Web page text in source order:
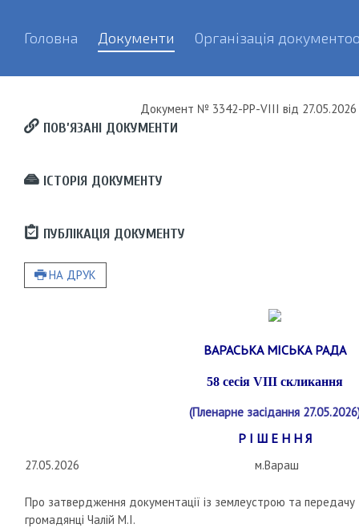
Головна Документи Організація
Документ № 3342-РР-VIII від 27.05.2026
ПОВ’ЯЗАНІ ДОКУМЕНТИ
ІСТОРІЯ ДОКУМЕНТУ
ПУБЛІКАЦІЯ ДОКУМЕНТУ
НА ДРУК
ВАРАСЬКА МІСЬКА РАДА
58 сесія VIII скликання
(Пленарне засідання
Р І Ш Е Н Н Я
27.05.2026 м.Вараш
Про затвердження документації із землеустрою та передачу
громадянці Чалій М.І.